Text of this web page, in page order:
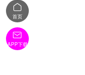

首页

APP下载